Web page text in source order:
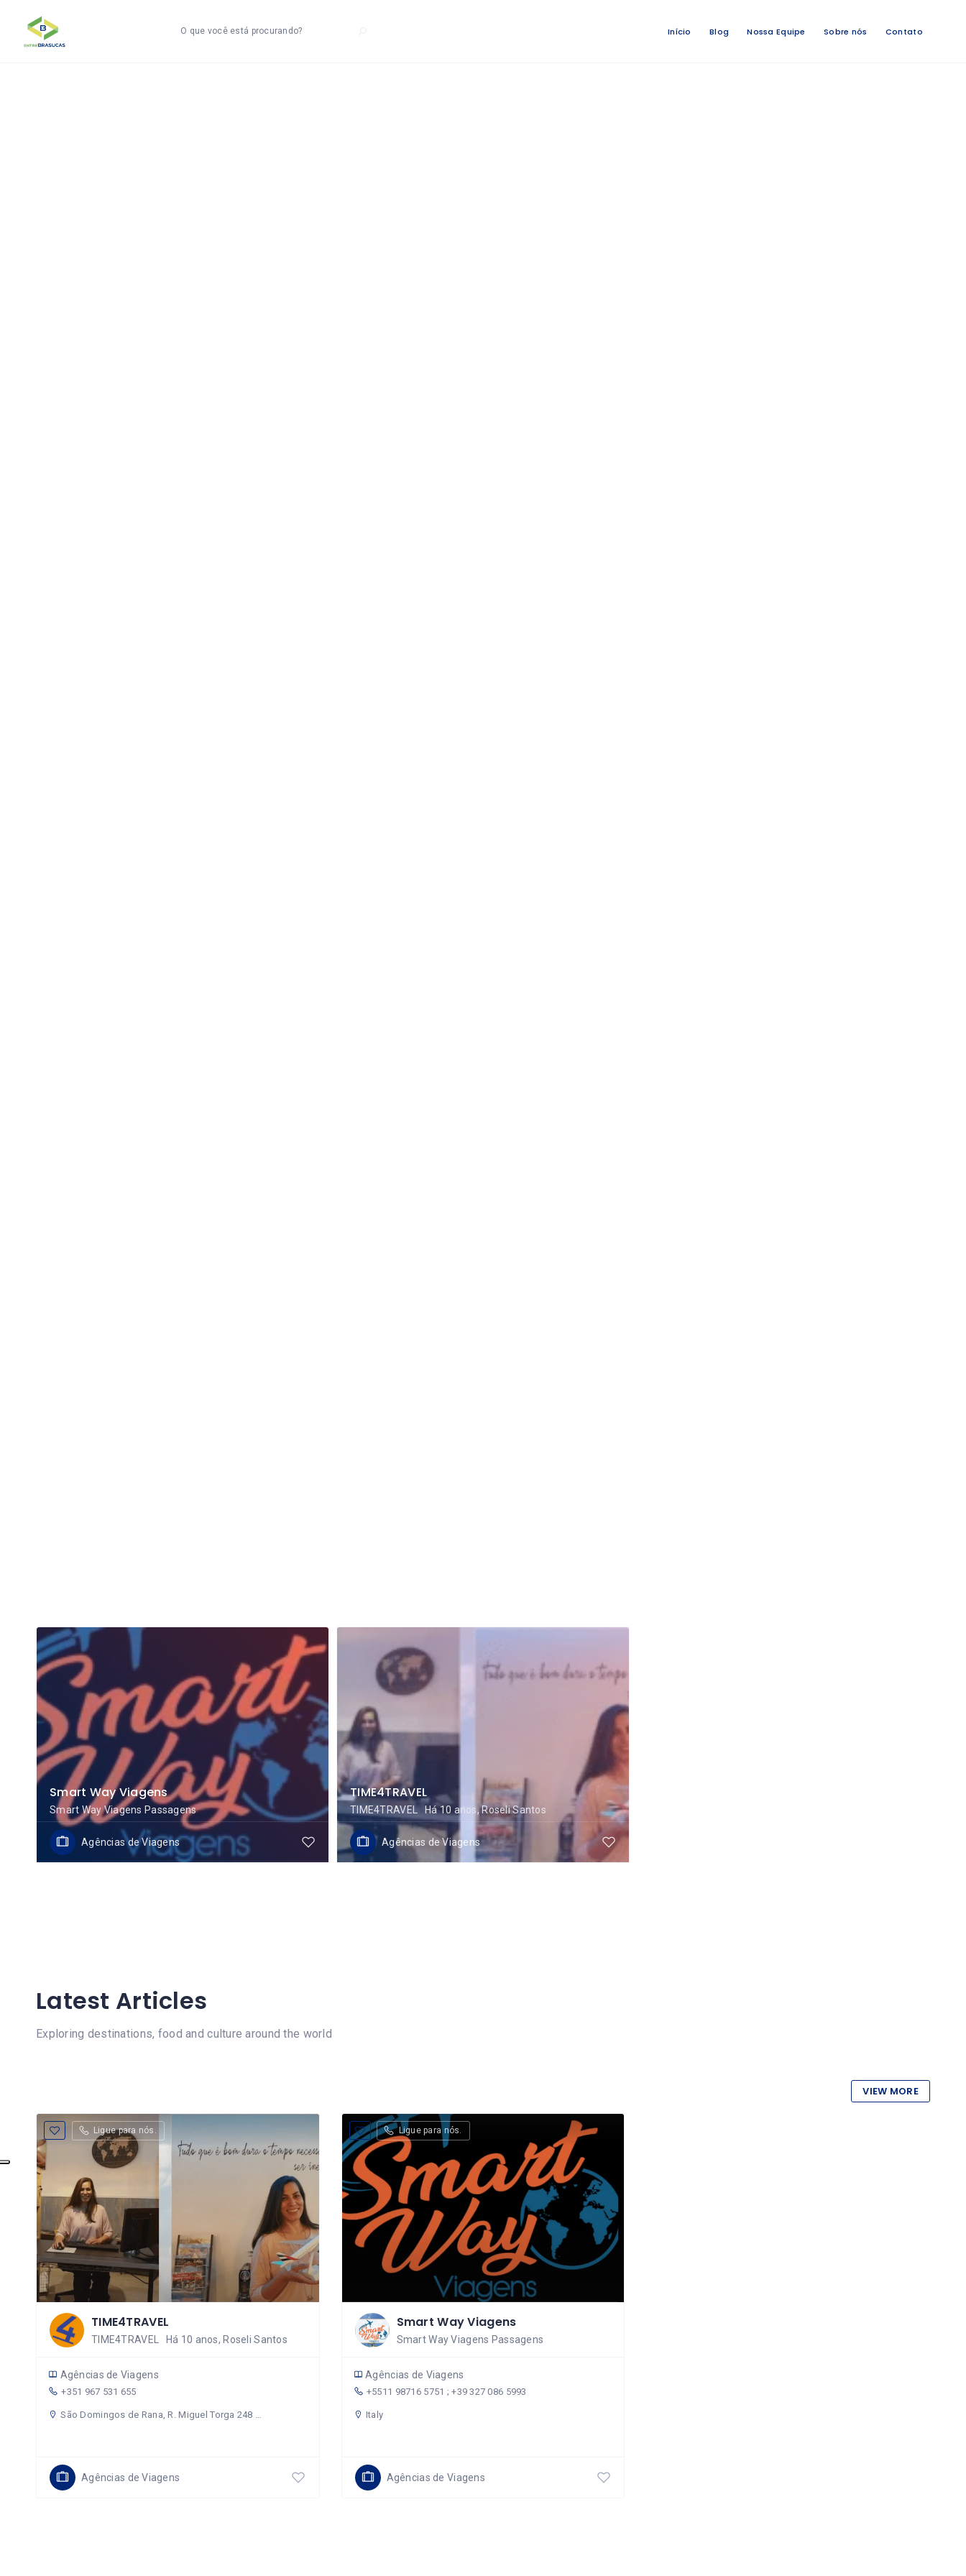
O que você está procurando? Início Blog Nossa Equipe Sobre nós Contato
Smart Way Viagens
Smart Way Viagens Passagens
Agências de Viagens
TIME4TRAVEL
TIME4TRAVEL Há 10 anos, Roseli Santos
Agências de Viagens
Latest Articles
Exploring destinations, food and culture around the world
VIEW MORE
Ligue para nós.
TIME4TRAVEL
TIME4TRAVEL Há 10 anos, Roseli Santos
Agências de Viagens
+351 967 531 655
São Domingos de Rana, R. Miguel Torga 248 Loja D (Portugal)
Agências de Viagens
Ligue para nós.
Smart Way Viagens
Smart Way Viagens Passagens
Agências de Viagens
+5511 98716 5751 ; +39 327 086 5993
Italy
Agências de Viagens